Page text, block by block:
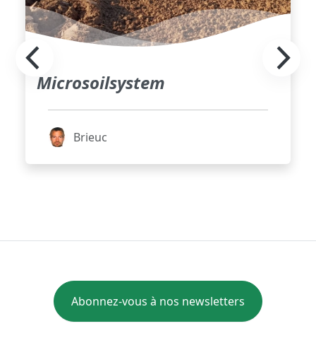
Microsoilsystem
Brieuc
Abonnez-vous à nos newsletters